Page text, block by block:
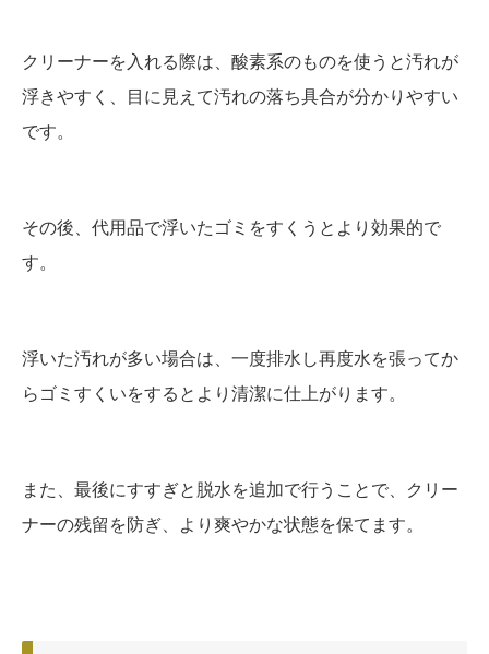
クリーナーを入れる際は、酸素系のものを使うと汚れが
浮きやすく、目に見えて汚れの落ち具合が分かりやすい
です。
その後、代用品で浮いたゴミをすくうとより効果的で
す。
浮いた汚れが多い場合は、一度排水し再度水を張ってか
らゴミすくいをするとより清潔に仕上がります。
また、最後にすすぎと脱水を追加で行うことで、クリー
ナーの残留を防ぎ、より爽やかな状態を保てます。